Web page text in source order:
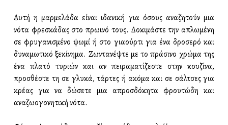
Αυτή η μαρμελάδα είναι ιδανική για όσους αναζητούν μια
νότα φρεσκάδας στο πρωινό τους. Δοκιμάστε την απλωμένη
σε φρυγανισμένο ψωμί ή στο γιαούρτι για ένα δροσερό και
δυναμωτικό ξεκίνημα. Ζωντανέψτε με το πράσινο χρώμα της
ένα πλατό τυριών και αν πειραματίζεστε στην κουζίνα,
προσθέστε τη σε γλυκά, τάρτες ή ακόμα και σε σάλτσες για
κρέας για να δώσετε μια απροσδόκητα φρουτώδη και
αναζωογονητική νότα.